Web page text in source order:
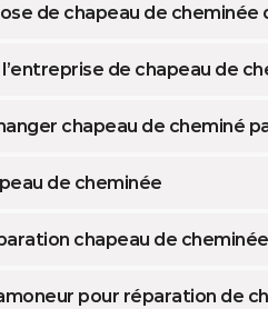
de chapeau de cheminée
de chapeau de
chapeau de cheminé
de cheminée
chapeau de cheminée
pour réparation de